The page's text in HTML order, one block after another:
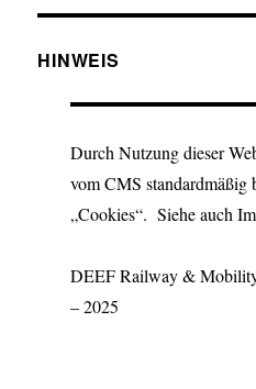
HINWEIS
Durch Nutzung dieser
vom CMS standardmäßig
„Cookies“. Siehe auch
DEEF Railway &
– 2025